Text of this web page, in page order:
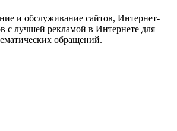
и обслуживание сайтов, Интернет-
с лучшей рекламой в Интернете для
обращений.